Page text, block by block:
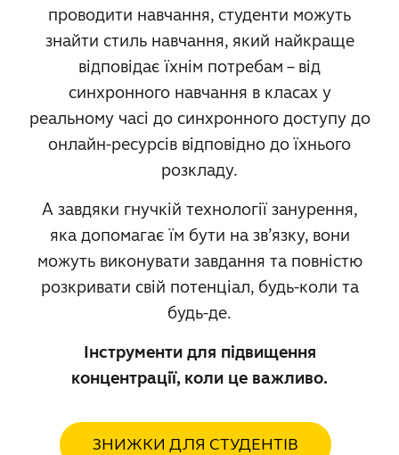
проводити навчання, студенти можуть
знайти стиль навчання, який найкраще
відповідає їхнім потребам – від
синхронного навчання в класах у
реальному часі до синхронного доступу до
онлайн-ресурсів відповідно до їхнього
розкладу.
А завдяки гнучкій технології занурення,
яка допомагає їм бути на зв’язку, вони
можуть виконувати завдання та повністю
розкривати свій потенціал, будь-коли та
будь-де.
Інструменти для підвищення
концентрації, коли це важливо.
ЗНИЖКИ ДЛЯ СТУДЕНТІВ